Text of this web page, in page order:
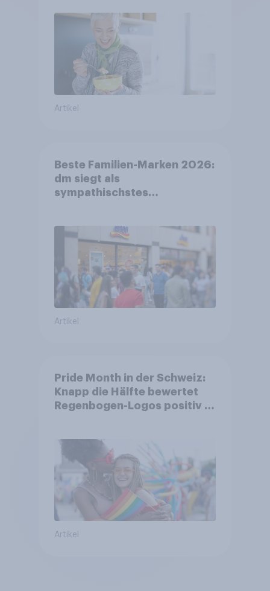
Artikel
Beste Familien-Marken 2026:
dm siegt als
sympathischstes
Artikel
Pride Month in der Schweiz:
Knapp die Hälfte bewertet
Regenbogen-Logos positiv –
Artikel